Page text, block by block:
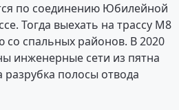
по соединению Юбилейной
Тогда выехать на трассу М8
спальных районов. В 2020
инженерные сети из пятна
разрубка полосы отвода